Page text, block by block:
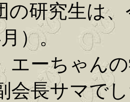
の研究生は
）。
エーちゃん
会長サマで